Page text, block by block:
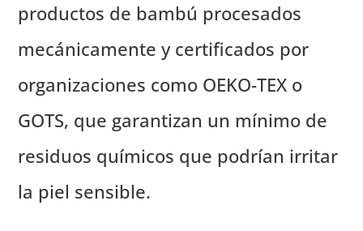
productos de bambú procesados
mecánicamente y certificados por
organizaciones como OEKO-TEX o
GOTS, que garantizan un mínimo de
residuos químicos que podrían irritar
la piel sensible.